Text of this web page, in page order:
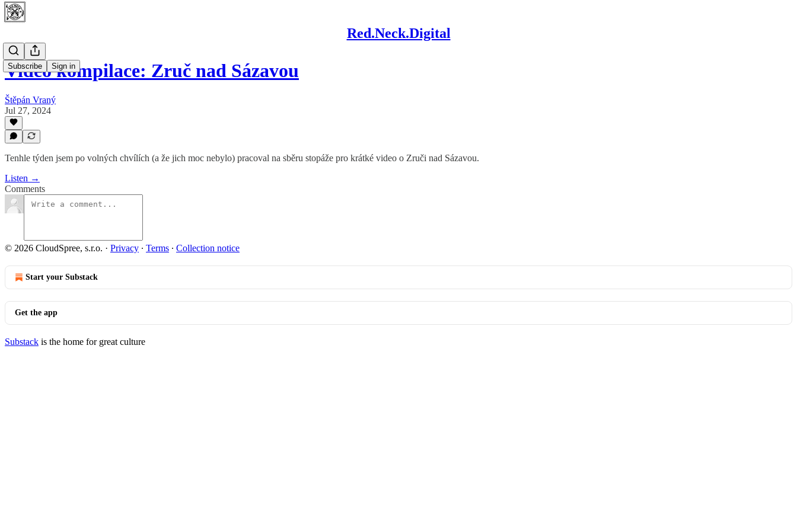
Red.Neck.Digital
Subscribe Sign in
Video kompilace: Zruč nad Sázavou
Štěpán Vraný
Jul 27, 2024
Tenhle týden jsem po volných chvílích (a že jich moc nebylo) pracoval na sběru stopáže pro krátké video o Zruči nad Sázavou.
Listen →
Comments
© 2026 CloudSpree, s.r.o. · Privacy ∙ Terms ∙ Collection notice
Start your Substack
Get the app
Substack is the home for great culture